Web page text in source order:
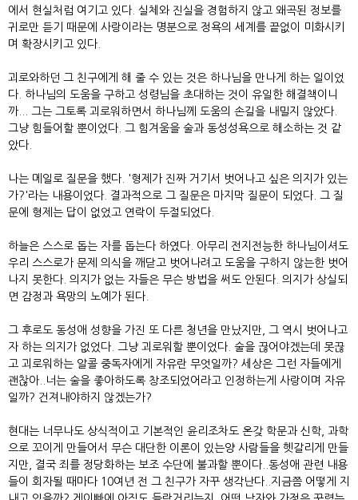
에서 현실처럼 여기고 있다. 실체와 진실을 경험하지 않고 왜곡된 정보를
귀로만 듣기 때문에 사랑이라는 명분으로 정욕의 세계를 끝없이 미화시키
며 확장시키고 있다.
괴로와하던 그 친구에게 해 줄 수 있는 것은 하나님을 만나게 하는 일이었
다. 하나님의 도움을 구하고 성령님을 초대하는 것이 유일한 해결책이니
까... 그는 그토록 괴로워하면서 하나님께 도움의 손길을 내밀지 않았다.
그냥 힘들어할 뿐이었다. 그 힘겨움을 술과 동성성욕으로 해소하는 것 같
았다.
나는 메일로 질문을 했다. '형제가 진짜 거기서 벗어나고 싶은 의지가 있는
가?'라는 내용이었다. 결과적으로 그 질문은 마지막 질문이 되었다. 그 질
문에 형제는 답이 없었고 연락이 두절되었다.
하늘은 스스로 돕는 자를 돕는다 하였다. 아무리 전지전능한 하나님이셔도
우리 스스로가 문제 의식을 깨닫고 벗어나려고 도움을 구하지 않는한 벗어
나지 못한다. 의지가 없는 자들은 무슨 방법을 써도 안된다. 의지가 상실되
면 감정과 욕망의 노예가 된다.
그 후로도 동성애 성향을 가진 또 다른 청년을 만났지만, 그 역시 벗어나고
자 하는 의지가 없었다. 그냥 괴로워할 뿐이었다. 술을 끊어야겠는데 못끊
고 괴로워하는 알콜 중독자에게 자유란 무엇일까? 세상은 그런 자들에게
괜찮아..너는 술을 좋아하도록 창조되었어라고 인정하는게 사랑이며 자유
일까? 건져내야하지 않겠는가?
현대는 너무나도 상식적이고 기본적인 윤리조차도 온갖 학문과 신학, 과학
으로 꼬이게 만들어서 무슨 대단한 이론이 있는양 사람들을 헷갈리게 만들
지만, 결국 죄를 정당화하는 보조 수단에 불과할 뿐이다..동성애 관련 내용
들이 회자될 때마다 10여년 전 그 친구가 자꾸 생각난다..지금쯤 어떻게 지